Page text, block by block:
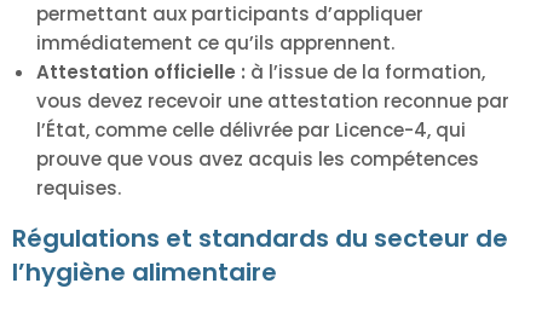
permettant aux participants d’appliquer
immédiatement ce qu’ils apprennent.
Attestation officielle : à l’issue de la formation,
vous devez recevoir une attestation reconnue par
l’État, comme celle délivrée par Licence-4, qui
prouve que vous avez acquis les compétences
requises.
Régulations et standards du secteur de
l’hygiène alimentaire